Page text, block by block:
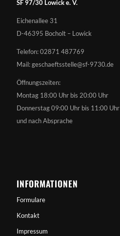
SF 97/30 Lowick e. V.
Eichenallee 31
D-46395 Bocholt – Lowick
Telefon: 02871 487769
Mail: geschaeftsstelle@sf-9730.de
Öffnungszeiten:
Montag 18:00 Uhr bis 20:00 Uhr
Donnerstag 09:00 Uhr bis 11:00 Uhr
und nach Absprache
INFORMATIONEN
Formulare
Kontakt
Impressum